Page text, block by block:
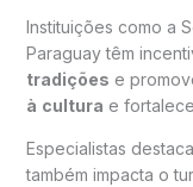
Instituições como a
Paraguay têm
tradições e
à cultura e
Especialistas
também impacta o